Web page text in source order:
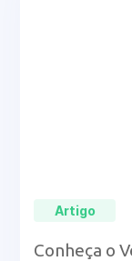
Artigo
Conheça o